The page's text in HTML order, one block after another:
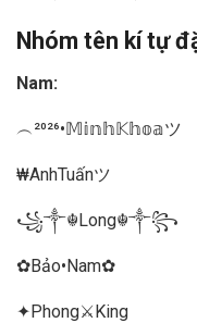
Nhóm tên kí tự
Nam:
︵²⁰²⁶•𝕄𝕚𝕟𝕙𝕂𝕙𝕠𝕒ツ
₩AnhTuấnツ
꧁༒☬Long☬༒꧂
✿Bảo•Nam✿
✦Phong⚔️King